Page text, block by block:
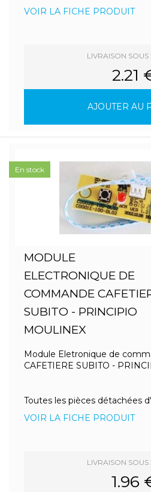
VOIR LA FICHE PRODUIT
LIVRAISON
2.21
AJOUTER AU
MODULE
ELECTRONIQUE DE
COMMANDE
SUBITO - PRINCIPIO
MOULINEX
Module Eletronique de
CAFETIERE SUBITO -
Toutes les pièces détachées
VOIR LA FICHE PRODUIT
LIVRAISON
1.96
En stock